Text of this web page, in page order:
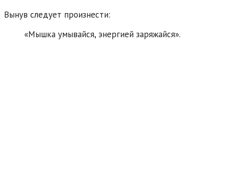
Вынув следует произнести:
«Мышка умывайся, энергией заряжайся».